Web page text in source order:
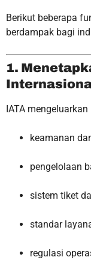
Berikut beberapa
berdampak bagi
1.
IATA
keamanan
pengelolaan
sistem tiket
standar
regulasi